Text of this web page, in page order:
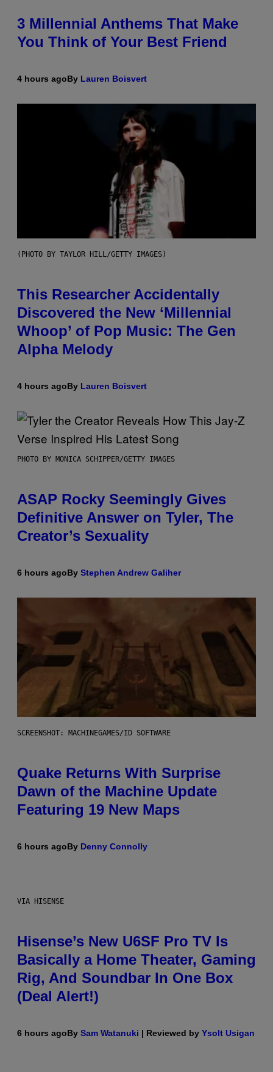
3 Millennial Anthems That Make
You Think of Your Best Friend
4 hours agoBy Lauren Boisvert
(PHOTO BY TAYLOR HILL/GETTY IMAGES)
This Researcher Accidentally
Discovered the New ‘Millennial
Whoop’ of Pop Music: The Gen
Alpha Melody
4 hours agoBy Lauren Boisvert
PHOTO BY MONICA SCHIPPER/GETTY IMAGES
ASAP Rocky Seemingly Gives
Definitive Answer on Tyler, The
Creator’s Sexuality
6 hours agoBy Stephen Andrew Galiher
SCREENSHOT: MACHINEGAMES/ID SOFTWARE
Quake Returns With Surprise
Dawn of the Machine Update
Featuring 19 New Maps
6 hours agoBy Denny Connolly
VIA HISENSE
Hisense’s New U6SF Pro TV Is
Basically a Home Theater, Gaming
Rig, And Soundbar In One Box
(Deal Alert!)
6 hours agoBy Sam Watanuki | Reviewed by Ysolt Usigan